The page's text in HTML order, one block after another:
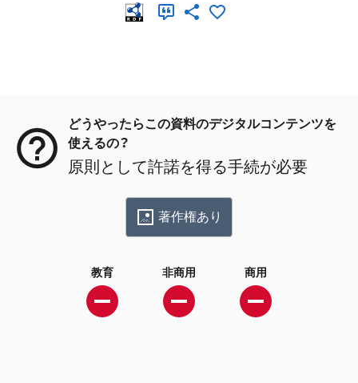
どうやったらこの資料のデジタルコンテンツを
使えるの？
原則として許諾を得る手続が必要
著作権あり
教育 非商用 商用